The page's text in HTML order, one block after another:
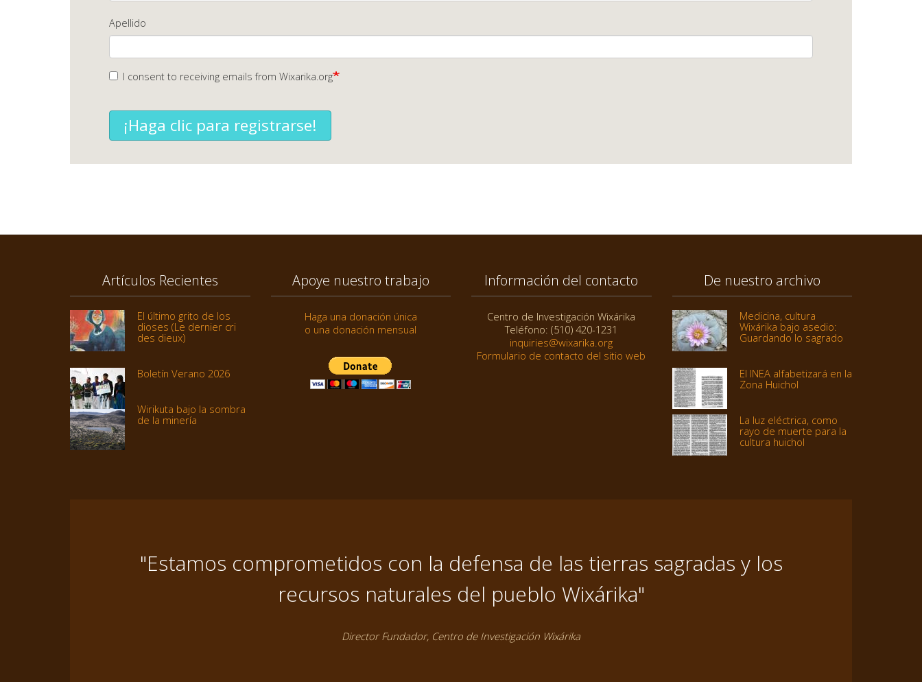
Apellido
I consent to receiving emails from Wixarika.org
¡Haga clic para registrarse!
Artículos Recientes
El último grito de los
dioses (Le dernier cri
des dieux)
Boletín Verano 2026
Wirikuta bajo la sombra
de la minería
Apoye nuestro trabajo
Haga una donación única
o una donación mensual
Información del contacto
Centro de Investigación Wixárika
Teléfono: (510) 420-1231
inquiries@wixarika.org
Formulario de contacto del sitio web
De nuestro archivo
Medicina, cultura
Wixárika bajo asedio:
Guardando lo sagrado
El INEA alfabetizará en la
Zona Huichol
La luz eléctrica, como
rayo de muerte para la
cultura huichol
"Estamos comprometidos con la defensa de las tierras sagradas y los
recursos naturales del pueblo Wixárika"
Director Fundador, Centro de Investigación Wixárika